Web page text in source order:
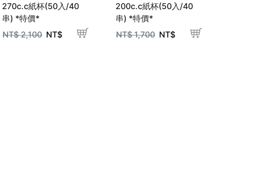
270c.c紙杯(50入/40
串) *特價*
NT$2,100 NT$
200c.c紙杯(50入/40
串) *特價*
NT$1,700 NT$